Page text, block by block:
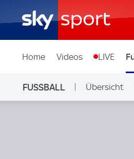
Home Videos LIVE
FUSSBALL Übersicht